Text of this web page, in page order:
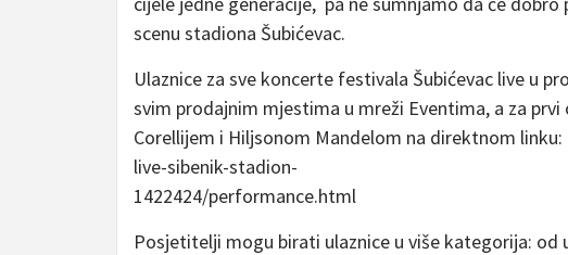
scenu stadiona Šubićevac.
Ulaznice za sve koncerte festivala Šubićevac live u
svim prodajnim mjestima u mreži Eventima, a za
Corellijem i Hiljsonom Mandelom na direktnom
live-sibenik-stadion-
1422424/performance.html
Posjetitelji mogu birati ulaznice u više kategorija: od